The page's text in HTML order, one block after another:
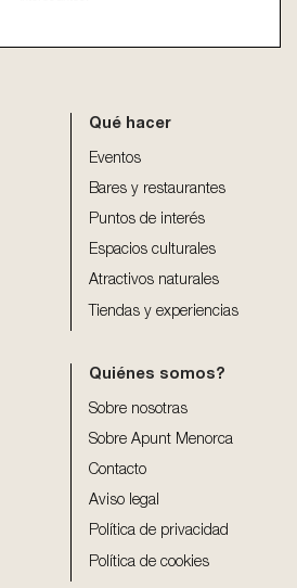
Qué hacer
Eventos
Bares y restaurantes
Puntos de interés
Espacios culturales
Atractivos naturales
Tiendas y experiencias
Quiénes somos?
Sobre nosotras
Sobre Apunt Menorca
Contacto
Aviso legal
Política de privacidad
Política de cookies